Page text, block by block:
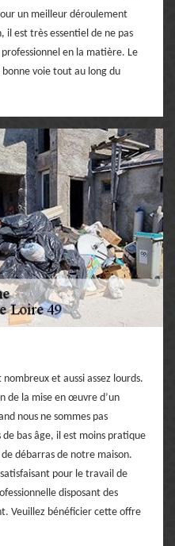
un meilleur déroulement
il est très essentiel de ne pas
en la matière. Le
bonne voie tout au long du
et aussi assez lourds.
de la mise en œuvre d’un
nous ne sommes pas
bas âge, il est moins pratique
débarras de notre maison.
pour le travail de
disposant des
Veuillez bénéficier cette offre